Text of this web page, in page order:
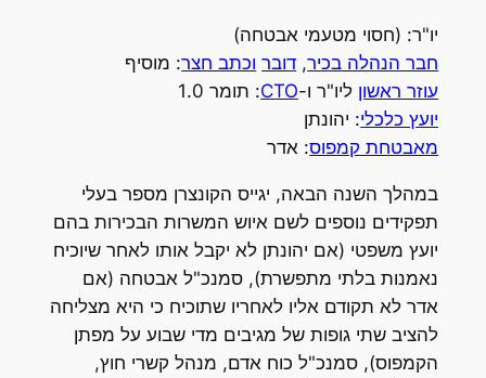
יו"ר: (חסוי מטעמי אבטחה)
חבר הנהלה בכיר, דובר וכתב חצר: מוסיף
עוזר ראשון ליו"ר ו-CTO: תומר 1.0
יועץ כלכלי: יהונתן
מאבטחת קמפוס: אדר
במהלך השנה הבאה, יגייס הקונצרן מספר בעלי
תפקידים נוספים לשם איוש המשרות הבכירות בהם
יועץ משפטי (אם יהונתן לא יקבל אותו לאחר שיוכיח
נאמנות בלתי מתפשרת), סמנכ"ל אבטחה (אם
אדר לא תקודם אליו לאחריו שתוכיח כי היא מצליחה
להציב שתי גופות של מגיבים מדי שבוע על מפתן
הקמפוס), סמנכ"ל כוח אדם, מנהל קשרי חוץ,